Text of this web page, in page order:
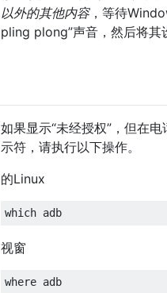
以外的其他内容，等待
pling plong”声音，然后将其
如果显示“未经授权”，但在
示符，请执行以下操作。
的Linux
视窗